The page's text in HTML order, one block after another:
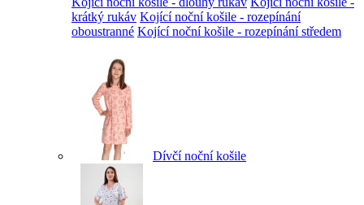
krátký rukáv Kojící noční košile - rozepínání
oboustranné Kojící noční košile - rozepínání středem
Dívčí noční košile